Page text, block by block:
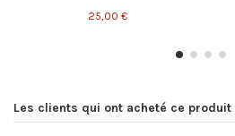
25,00 €
Les clients qui ont acheté ce